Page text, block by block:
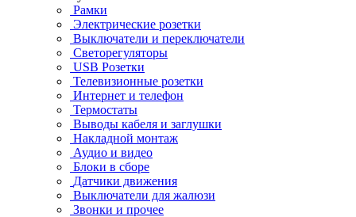
Рамки
Электрические розетки
Выключатели и переключатели
Светорегуляторы
USB Розетки
Телевизионные розетки
Интернет и телефон
Термостаты
Выводы кабеля и заглушки
Накладной монтаж
Аудио и видео
Блоки в сборе
Датчики движения
Выключатели для жалюзи
Звонки и прочее